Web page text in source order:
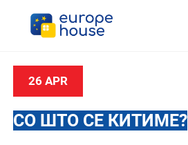
26 APR
СО ШТО СЕ КИТИМЕ?